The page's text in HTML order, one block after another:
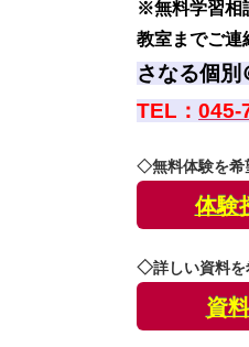
※無料学習相
教室までご連
さなる個
TEL： 045-
◇無料体験を希
体験
◇詳しい資料
資